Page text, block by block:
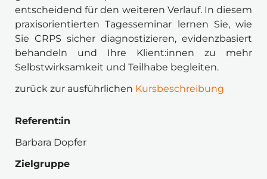
entscheidend für den weiteren Verlauf. In diesem
praxisorientierten Tagesseminar lernen Sie, wie
Sie CRPS sicher diagnostizieren, evidenzbasiert
behandeln und Ihre Klient:innen zu mehr
Selbstwirksamkeit und Teilhabe begleiten.
zurück zur ausführlichen Kursbeschreibung
Referent:in
Barbara Dopfer
Zielgruppe